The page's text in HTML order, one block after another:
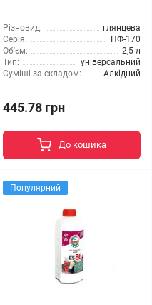
Різновид:
глянцева
Серія:
ПФ-170
Об'єм:
2,5 л
Тип:
універсальний
Суміші за складом:
Алкідний
445.78 грн
До кошика
Популярний